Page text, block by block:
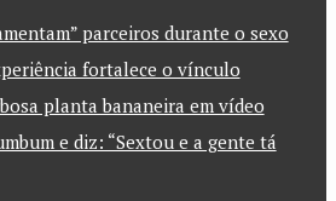
parceiros durante o sexo
fortalece o vínculo
planta bananeira em vídeo
e diz: “Sextou e a gente tá